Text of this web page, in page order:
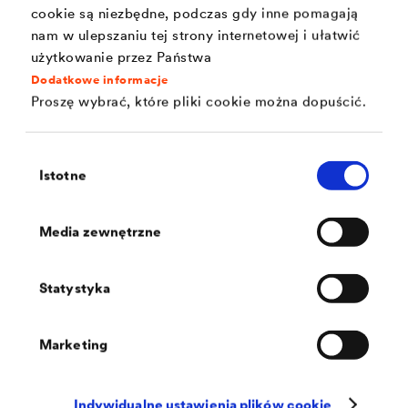
cookie są niezbędne, podczas gdy inne pomagają
nam w ulepszaniu tej strony internetowej i ułatwić
użytkowanie przez Państwa
Dodatkowe informacje
Proszę wybrać, które pliki cookie można dopuścić.
zgody
Istotne
Media zewnętrzne
Statystyka
Marketing
Indywidualne ustawienia plików cookie
Automat do szczotkowania
Podczas aplikacji za pomocą automatu do
przez dysze. Można tu osiągnąć trójstronne pokrycia, od